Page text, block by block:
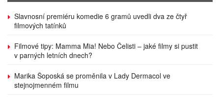
Slavnosní premiéru komedie 6 gramů uvedli dva ze čtyř
filmových tatínků
Filmové tipy: Mamma Mia! Nebo Čelisti – jaké filmy si pustit
v parných letních dnech?
Marika Šoposká se proměnila v Lady Dermacol ve
stejnojmenném filmu